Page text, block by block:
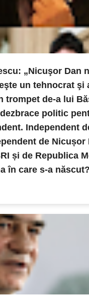
„Nicuşor Dan
un tehnocrat şi
trompet de-a lui
politic
Independent
de Nicușor
și de Republica
în care s-a